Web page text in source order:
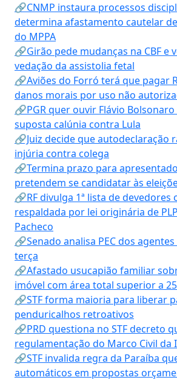
🔗CNMP instaura processos
determina afastamento cautelar
do MPPA
🔗Girão pede mudanças na CBF e
vedação da assistolia fetal
🔗Aviões do Forró terá que pagar
danos morais por uso não
🔗PGR quer ouvir Flávio
suposta calúnia contra Lula
🔗Juiz decide que autodeclaração
injúria contra colega
🔗Termina prazo para
pretendem se candidatar às
🔗RF divulga 1ª lista de devedores
respaldada por lei originária de
Pacheco
🔗Senado analisa PEC dos
terça
🔗Afastado usucapião familiar
imóvel com área total superior a
🔗STF forma maioria para liberar
penduricalhos retroativos
🔗PRD questiona no STF decreto
regulamentação do Marco Civil da
🔗STF invalida regra da Paraíba
automáticos em propostas